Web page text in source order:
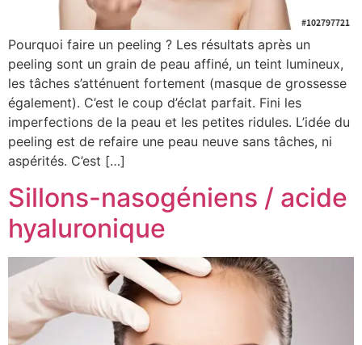
Pourquoi faire un peeling ? Les résultats après un
peeling sont un grain de peau affiné, un teint lumineux,
les tâches s’atténuent fortement (masque de grossesse
également). C’est le coup d’éclat parfait. Fini les
imperfections de la peau et les petites ridules. L’idée du
peeling est de refaire une peau neuve sans tâches, ni
aspérités. C’est […]
Sillons-nasogéniens / acide
hyaluronique